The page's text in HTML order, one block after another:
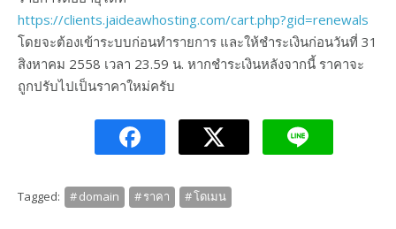
https://clients.jaideawhosting.com/cart.php?gid=renewals
โดยจะต้องเข้าระบบก่อนทำรายการ และให้ชำระเงินก่อนวันที่ 31
สิงหาคม 2558 เวลา 23.59 น. หากชำระเงินหลังจากนี้ ราคาจะ
ถูกปรับไปเป็นราคาใหม่ครับ
Tagged: domain ราคา โดเมน